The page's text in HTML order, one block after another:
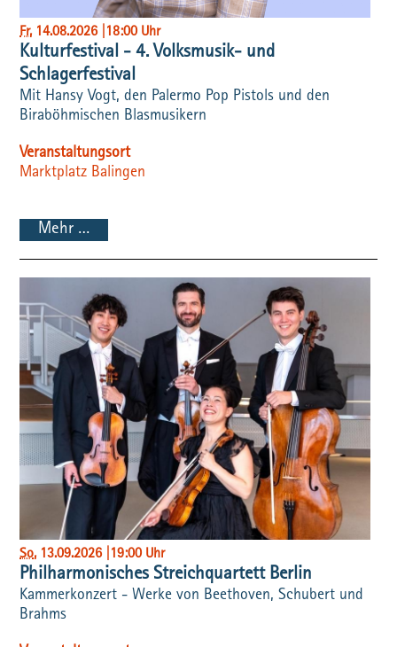
Fr, 14.08.2026 18:00 Uhr
Kulturfestival - 4. Volksmusik- und
Schlagerfestival
Mit Hansy Vogt, den Palermo Pop Pistols und den
Biraböhmischen Blasmusikern
Veranstaltungsort
Marktplatz Balingen
Mehr …
So, 13.09.2026 19:00 Uhr
Philharmonisches Streichquartett Berlin
Kammerkonzert - Werke von Beethoven, Schubert und
Brahms